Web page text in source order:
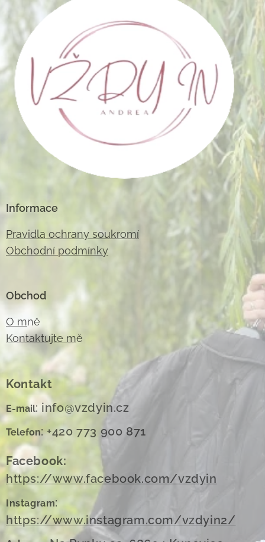
Informace
Pravidla ochrany soukromí
Obchodní podmínky
Obchod
O mně
Kontaktujte mě
Kontakt
E-mail: info@vzdyin.cz
Telefon: +420 773 900 871
Facebook:
https://www.facebook.com/vzdyin
Instagram:
https://www.instagram.com/vzdyin2/